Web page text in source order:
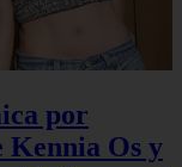
por
Kennia Os y